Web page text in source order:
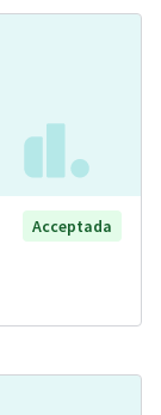
Acceptada